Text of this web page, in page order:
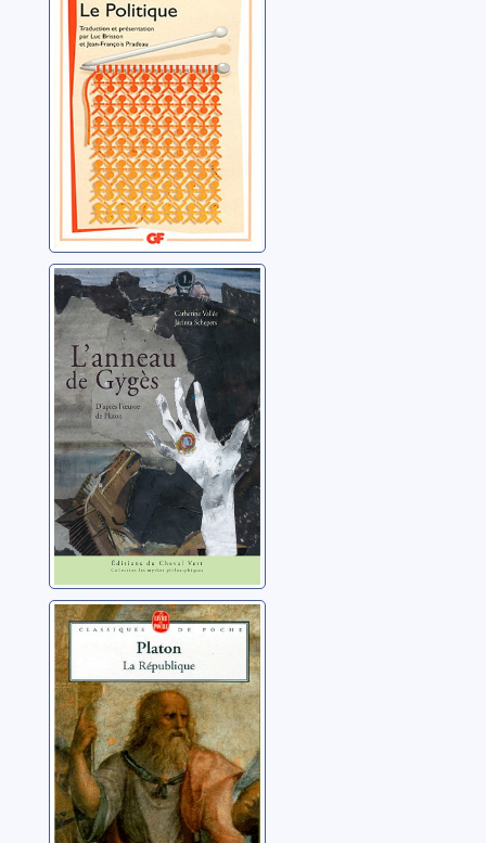
L'anneau
magique de
Gygès
Platon (0427?-0348?
av. J.-C.)
La République
Platon (0427?-0348?
av. J.-C.)